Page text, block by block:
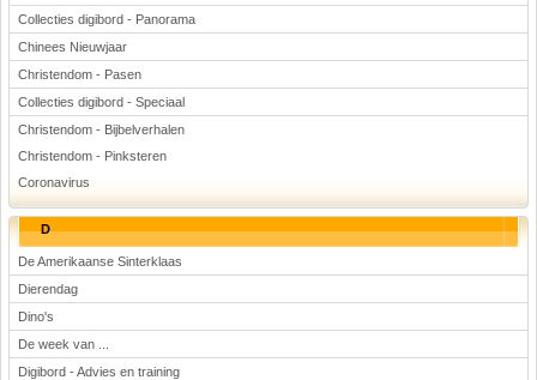
Collecties digibord - Panorama
Chinees Nieuwjaar
Christendom - Pasen
Collecties digibord - Speciaal
Christendom - Bijbelverhalen
Christendom - Pinksteren
Coronavirus
D
De Amerikaanse Sinterklaas
Dierendag
Dino's
De week van ...
Digibord - Advies en training